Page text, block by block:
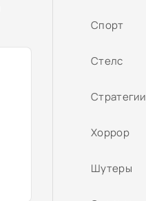
Спорт
Стелс
Стратегии
Хоррор
Шутеры